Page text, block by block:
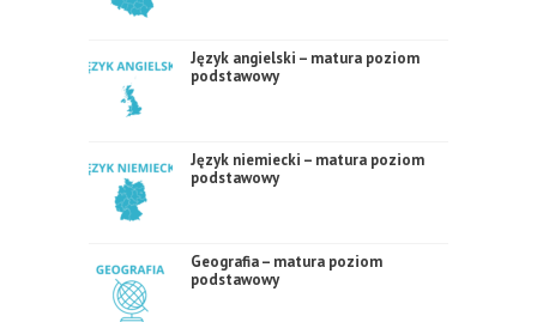
Język angielski – matura poziom
podstawowy
Język niemiecki – matura poziom
podstawowy
Geografia – matura poziom
podstawowy